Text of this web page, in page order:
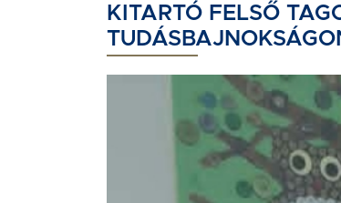
KITARTÓ FELSŐ